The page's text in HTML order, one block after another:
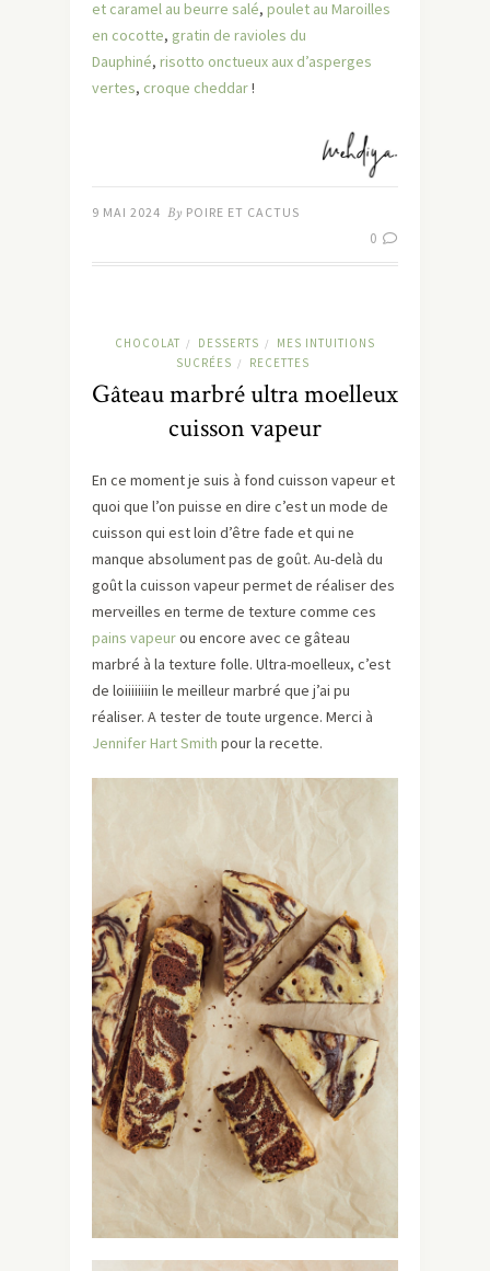
et caramel au beurre salé, poulet au Maroilles
en cocotte, gratin de ravioles du
Dauphiné, risotto onctueux aux d’asperges
vertes, croque cheddar!
9 MAI 2024 By POIRE ET CACTUS
0
CHOCOLAT / DESSERTS /
MES INTUITIONS
SUCRÉES / RECETTES
Gâteau marbré ultra moelleux
cuisson vapeur
En ce moment je suis à fond cuisson vapeur et
quoi que l’on puisse en dire c’est un mode de
cuisson qui est loin d’être fade et qui ne
manque absolument pas de goût. Au-delà du
goût la cuisson vapeur permet de réaliser des
merveilles en terme de texture comme ces
pains vapeurou encore avec ce gâteau
marbré à la texture folle. Ultra-moelleux, c’est
de loiiiiiiiin le meilleur marbré que j’ai pu
réaliser. A tester de toute urgence. Merci à
Jennifer Hart Smith pour la recette.